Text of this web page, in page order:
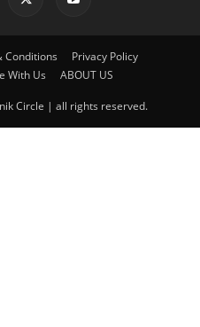
Conditions
Privacy Policy
With Us ABOUT US
Circle | all rights reserved.